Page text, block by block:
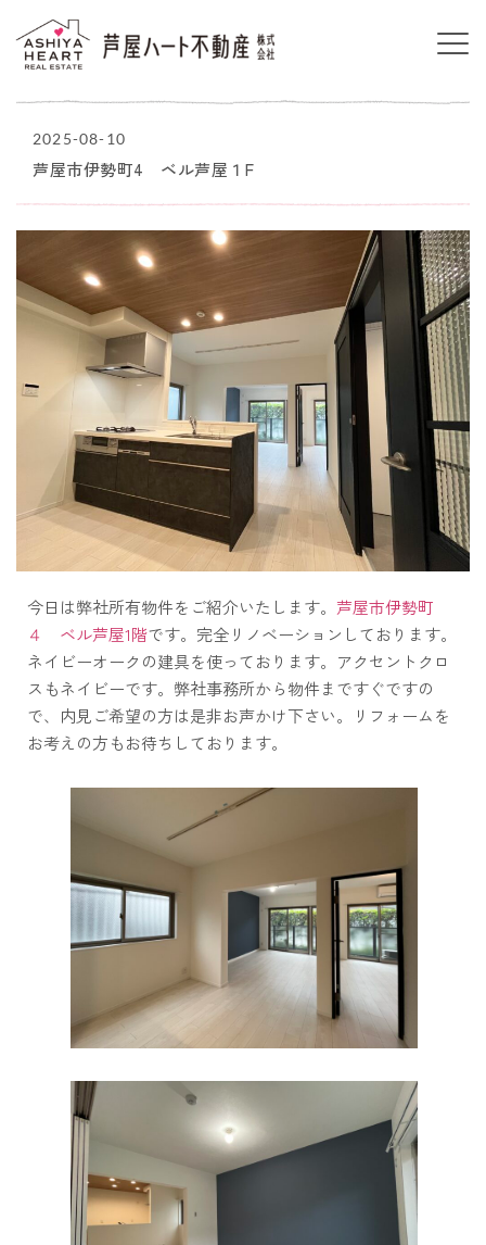
2025-08-10
芦屋市伊勢町4 ベル芦屋１F
今日は弊社所有物件をご紹介いたします。 芦屋市伊勢町
４ ベル芦屋1階です。完全リノベーションしております。
ネイビーオークの建具を使っております。アクセントクロ
スもネイビーです。弊社事務所から物件まですぐですの
で、内見ご希望の方は是非お声かけ下さい。リフォームを
お考えの方もお待ちしております。